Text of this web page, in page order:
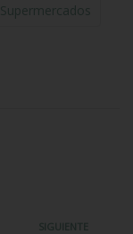
Supermercados
SIGUIENTE